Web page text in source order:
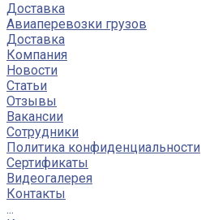
Доставка
Авиаперевозки грузов
Доставка
Компания
Новости
Статьи
Отзывы
Вакансии
Сотрудники
Политика конфиденциальности
Сертификаты
Видеогалерея
Контакты
...